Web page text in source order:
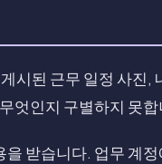
시된 근무 일정 사진,
엇인지 구별하지 못합
받습니다. 업무 계